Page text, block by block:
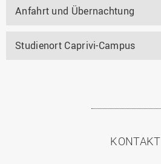
Anfahrt und Übernachtung
Studienort Caprivi-Campus
KONTAKT